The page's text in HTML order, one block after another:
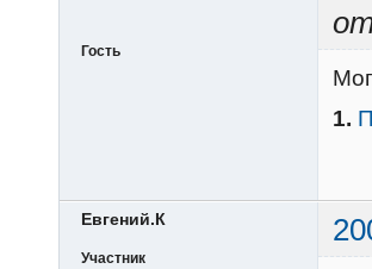
Гость
1.
Евгений.К
Участник